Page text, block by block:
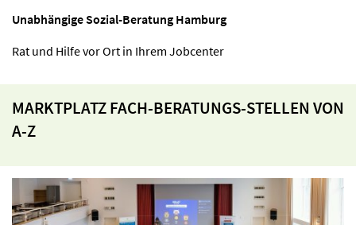
Unabhängige Sozial-Beratung Hamburg
Rat und Hilfe vor Ort in Ihrem Jobcenter
MARKTPLATZ FACH-BERATUNGS-STELLEN VON
A-Z